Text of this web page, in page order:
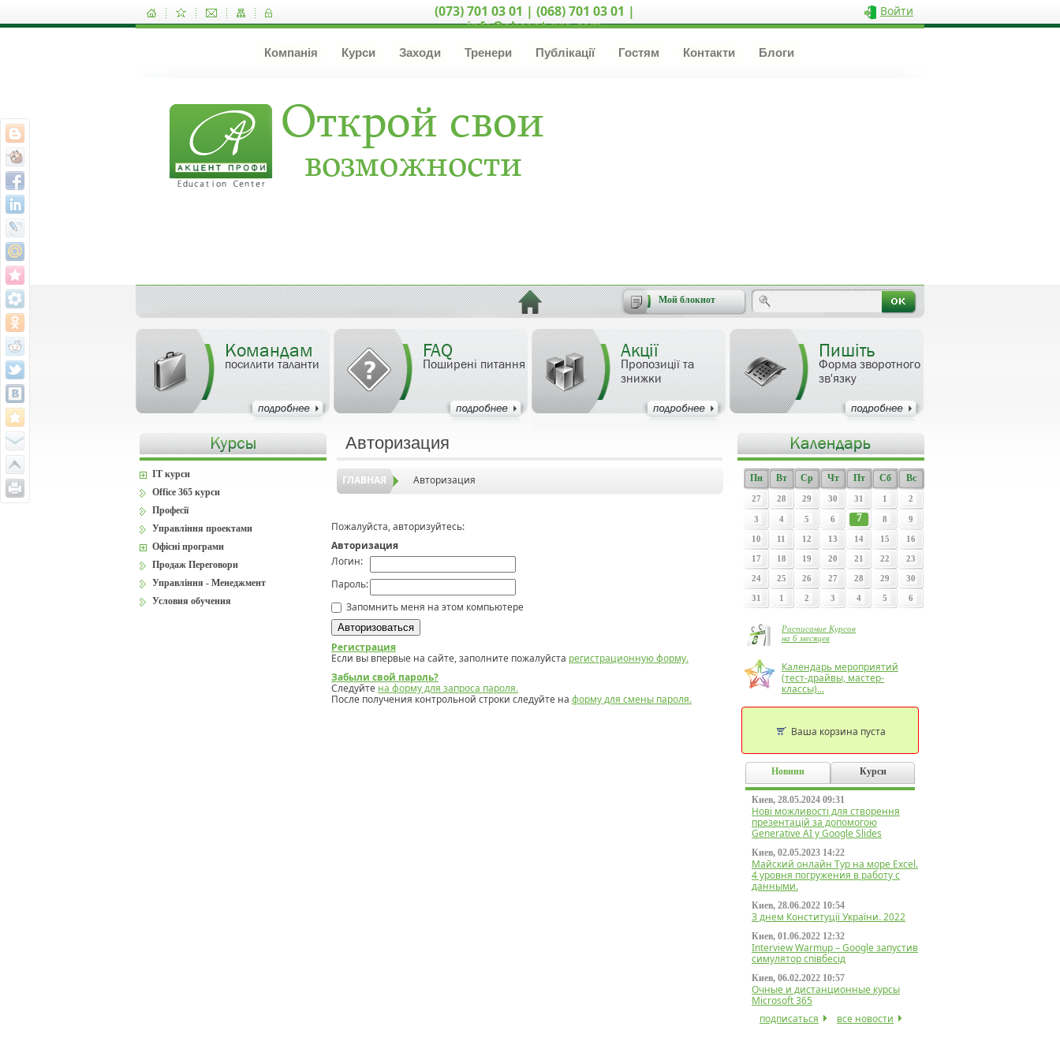
(073) 701 03 01 | (068) 701 03 01 |
info@akcent-pro.com
Войти
Компанія Курси Заходи Тренери Публікації Гостям Контакти Блоги
Мой блокнот
Командам
посилити таланти
FAQ
Поширені питання
Акції
Пропозиції та
знижки
Пишіть
Форма зворотного
зв'язку
Авторизация
ГЛАВНАЯ Авторизация
Пожалуйста, авторизуйтесь:
Авторизация
Логин:
Пароль:
Запомнить меня на этом компьютере
Регистрация
Если вы впервые на сайте, заполните пожалуйста регистрационную форму.
Забыли свой пароль?
Следуйте на форму для запроса пароля.
После получения контрольной строки следуйте на форму для смены пароля.
IT курси
Office 365 курси
Професії
Управління проектами
Офісні програми
Продаж Переговори
Управління - Менеджмент
Условия обучения
Пн Вт Ср Чт Пт Сб Вс
27 28 29 30 31 1 2
3 4 5 6 7 8 9
10 11 12 13 14 15 16
17 18 19 20 21 22 23
24 25 26 27 28 29 30
31 1 2 3 4 5 6
Расписание Курсов
на 6 месяцев
Календарь мероприятий
(тест-драйвы, мастер-
классы)...
Ваша корзина пуста
Новини Курси
Киев, 28.05.2024 09:31
Нові можливості для створення
презентацій за допомогою
Generative AI у Google Slides
Киев, 02.05.2023 14:22
Майский онлайн Тур на море Excel.
4 уровня погружения в работу с
данными.
Киев, 28.06.2022 10:54
З днем Конституції України. 2022
Киев, 01.06.2022 12:32
Interview Warmup – Google запустив
симулятор співбесід
Киев, 06.02.2022 10:57
Очные и дистанционные курсы
Microsoft 365
подписаться
все новости